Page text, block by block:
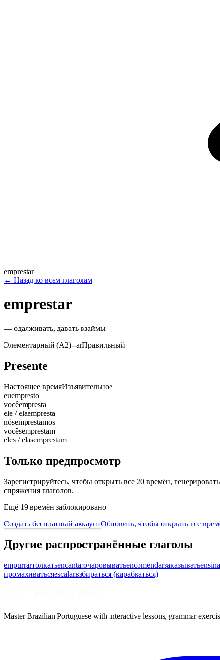
emprestar
← Назад ко всем глаголам
emprestar
— одалживать, давать взаймы
Элементарный (A2)--arПравильный
Presente
Настоящее времяИзъявительное
euempresto
vocêempresta
ele / elaempresta
nósemprestamos
vocêsemprestam
eles / elasemprestam
Только предпросмотр
Зарегистрируйтесь, чтобы открыть все 20 времён,
спряжения глаголов.
Ещё 19 времён заблокировано
Создать бесплатный аккаунтОбновить, чтобы открыть все
Другие распространённые глаголы
empurrarтолкатьencantarочаровыватьencomendarзаказывать
промахиватьсяescalarвзбираться (карабкаться)
Master Brazilian Portuguese with interactive lessons, grammar